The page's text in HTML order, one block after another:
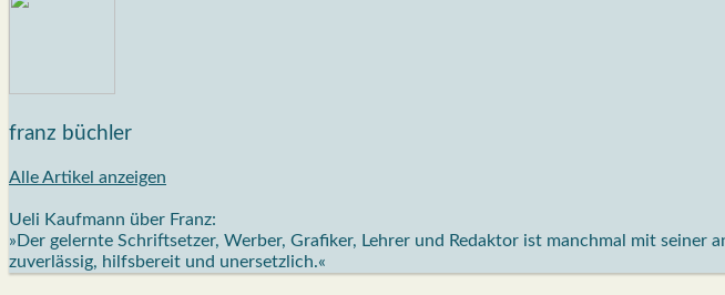
franz büchler
Alle Artikel anzeigen
Ueli Kaufmann über Franz:
»Der gelernte Schriftsetzer, Werber, Grafiker, Lehrer und Redaktor ist manchmal mit
zuverlässig, hilfsbereit und unersetzlich.«